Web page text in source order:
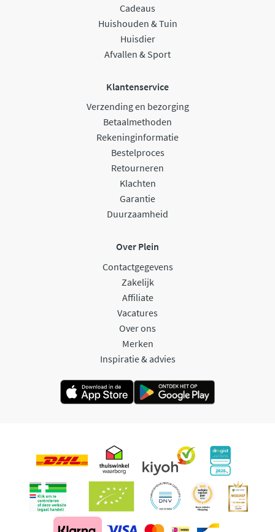
Cadeaus
Huishouden & Tuin
Huisdier
Afvallen & Sport
Klantenservice
Verzending en bezorging
Betaalmethoden
Rekeninginformatie
Bestelproces
Retourneren
Klachten
Garantie
Duurzaamheid
Over Plein
Contactgegevens
Zakelijk
Affiliate
Vacatures
Over ons
Merken
Inspiratie & advies